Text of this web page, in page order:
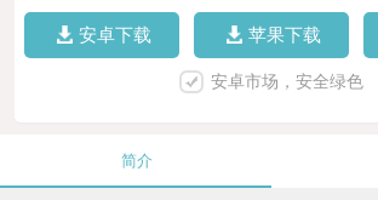
安卓下载 苹果下载
安卓市场，安全绿色
简介